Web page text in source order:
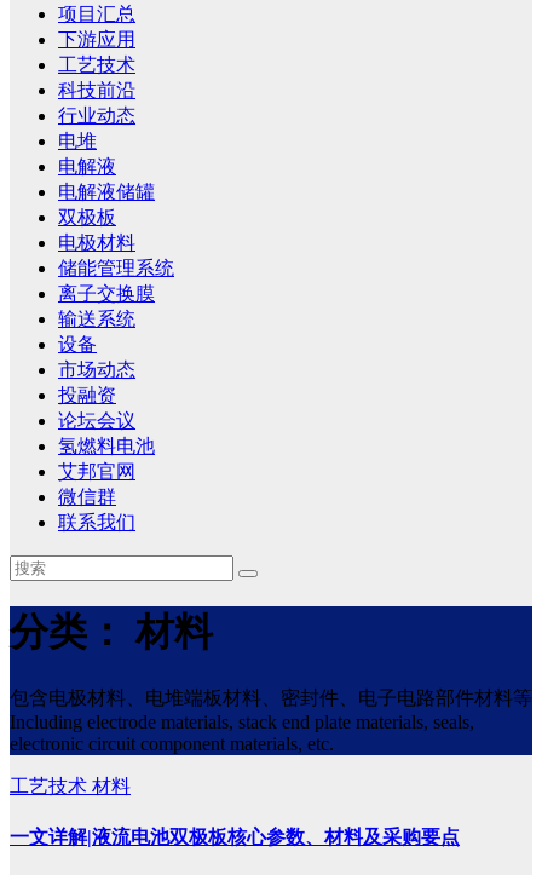
项目汇总
下游应用
工艺技术
科技前沿
行业动态
电堆
电解液
电解液储罐
双极板
电极材料
储能管理系统
离子交换膜
输送系统
设备
市场动态
投融资
论坛会议
氢燃料电池
艾邦官网
微信群
联系我们
分类：材料
包含电极材料、电堆端板材料、密封件、电子电路部件材料等
Including electrode materials, stack end plate materials, seals,
electronic circuit component materials, etc.
工艺技术 材料
一文详解|液流电池双极板核心参数、材料及采购要点